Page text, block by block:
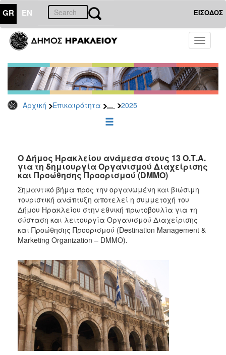
GR EN ΕΙΣΟΔΟΣ
Toggle
Αρχική Επικαιρότητα ... 2025
ΕΠΙΚΑΙΡΟΤΗΤΑ
Τύπου
Αρχείο
2026
2025
2022
2021
2020
2019
2018
2017
2016
2015
2013
2012
2011
Ο Δήμος Ηρακλείου ανάμεσα στους 13 Ο.Τ.Α.
για τη δημιουργία Οργανισμού Διαχείρισης
και Προώθησης Προορισμού (DMMO)
Σημαντικό βήμα προς την οργανωμένη και βιώσιμη
τουριστική ανάπτυξη αποτελεί η συμμετοχή του
Δήμου Ηρακλείου στην εθνική πρωτοβουλία για τη
σύσταση και λειτουργία Οργανισμού Διαχείρισης
και Προώθησης Προορισμού (Destination Management &
Marketing Organization – DMMO).